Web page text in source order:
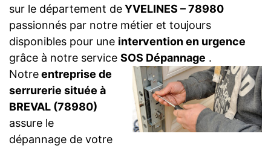
sur le département deYVELINES – 78980
passionnés par notre métier et toujours
disponibles pour une intervention en urgence
grâce à notre service SOS Dépannage .
Notreentreprise de
serrurerie située à
BREVAL (78980)
assure le
dépannage de votre